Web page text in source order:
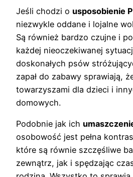
Jeśli chodzi o usposobienie
niezwykle oddane i lojalne
Są również bardzo czujne i
każdej nieoczekiwanej
doskonałych psów
zapał do zabawy sprawiają,
towarzyszami dla dzieci i
domowych.
Podobnie jak ich
osobowość jest pełna
które są równie szczęśliwe
zewnątrz, jak i spędzając